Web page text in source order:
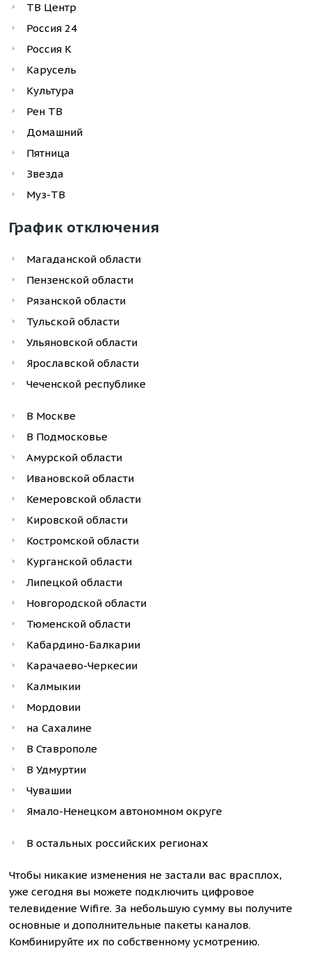
ТВ Центр
Россия 24
Россия К
Карусель
Культура
Рен ТВ
Домашний
Пятница
Звезда
Муз-ТВ
График отключения
Магаданской области
Пензенской области
Рязанской области
Тульской области
Ульяновской области
Ярославской области
Чеченской республике
В Москве
В Подмосковье
Амурской области
Ивановской области
Кемеровской области
Кировской области
Костромской области
Курганской области
Липецкой области
Новгородской области
Тюменской области
Кабардино-Балкарии
Карачаево-Черкесии
Калмыкии
Мордовии
на Сахалине
В Ставрополе
В Удмуртии
Чувашии
Ямало-Ненецком автономном округе
В остальных российских регионах
Чтобы никакие изменения не застали вас врасплох,
уже сегодня вы можете подключить цифровое
телевидение Wifire. За небольшую сумму вы получите
основные и дополнительные пакеты каналов.
Комбинируйте их по собственному усмотрению.